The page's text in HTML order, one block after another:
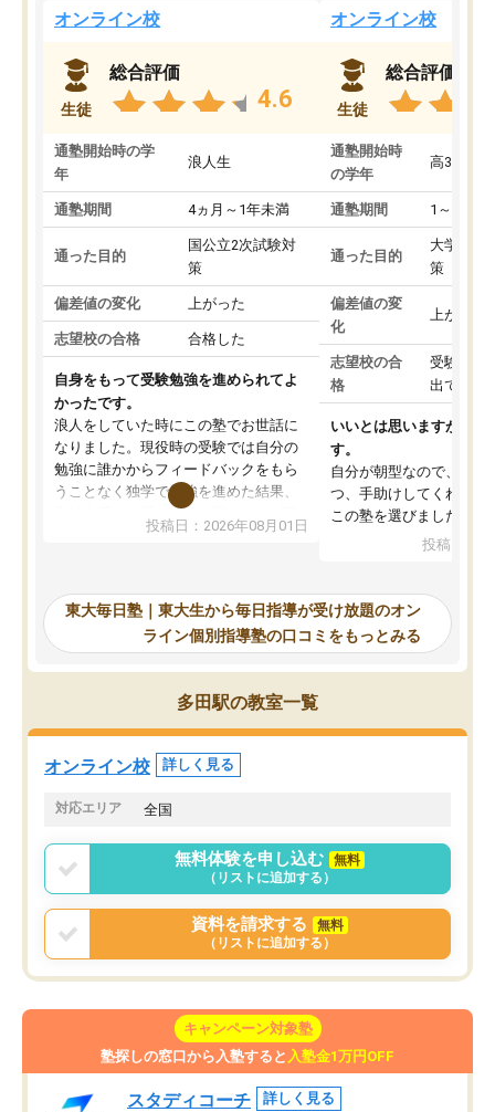
オンライン校
生徒
総合評価
4.6
通塾開始時の学
年
浪人生
通塾期間 4ヵ月～1年未満
通った目的
国公立2次試験対
策
偏差値の変化 上がった
志望校の合格 合格した
自身をもって受験勉強を進められてよ
かったです。
浪人をしていた時にこの塾でお世話に
なりました。現役時の受験では自分の
勉強に誰かからフィードバックをもら
うことなく独学で勉強を進めた結果、
入試本番に地歴の学習が間に合わず不
合格となってしまいました。その経験
東大毎日塾にたどり着きました。学習
の長期計画や日々の勉強のやり方につ
いて客観的なアドバイスをいただけた
ので、自信をもって受験勉強を進める
ことができました。自分のように勉強
のやり方や進捗管理で苦労している方
には特におすすめしたい塾です。
投稿日：2026年08月01日
オンライン校
生徒
総合評価
通塾開始時
の学年
高3
通塾期間 1～3ヵ月
通った目的
大学入学
策
偏差値の変
化
上がった
志望校の合
格
受験して
出ていな
いいとは思いますが、料
す。
自分が朝型なので、自習
つ、手助けしてくれる設
この塾を選びました。
投稿日：
東大毎日塾｜東大生から毎日指導が受け放題のオン
ライン個別指導塾の口コミをもっとみる
多田駅の教室一覧
オンライン校 詳しく見る
対応エリア 全国
無料体験を申し込む
無料
（リストに追加する）
資料を請求する
無料
（リストに追加する）
キャンペーン対象塾
塾探しの窓口から入塾すると 入塾金1万円OFF
スタディコーチ 詳しく見る